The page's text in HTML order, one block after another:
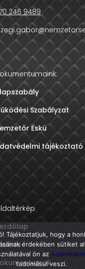
246 9489
Szabályzat
Eskü
tájékoztató
Tájékoztatjuk, hogy a
érdekében sütiket
ön az
tudomásul veszi.